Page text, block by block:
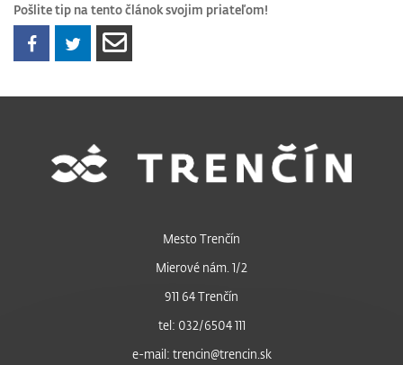
Pošlite tip na tento článok svojim priateľom!
Mesto Trenčín
Mierové nám. 1/2
911 64 Trenčín
tel: 032/6504 111
e-mail: trencin@trencin.sk